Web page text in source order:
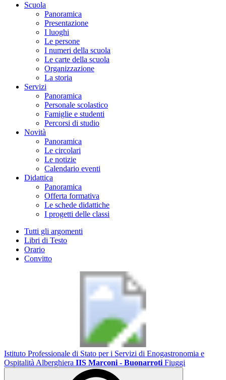
Scuola
Panoramica
Presentazione
I luoghi
Le persone
I numeri della scuola
Le carte della scuola
Organizzazione
La storia
Servizi
Panoramica
Personale scolastico
Famiglie e studenti
Percorsi di studio
Novità
Panoramica
Le circolari
Le notizie
Calendario eventi
Didattica
Panoramica
Offerta formativa
Le schede didattiche
I progetti delle classi
Tutti gli argomenti
Libri di Testo
Orario
Convitto
Istituto Professionale di Stato per i Servizi di Enogastronomia e
Ospitalità Alberghiera IIS Marconi - Buonarroti Fiuggi